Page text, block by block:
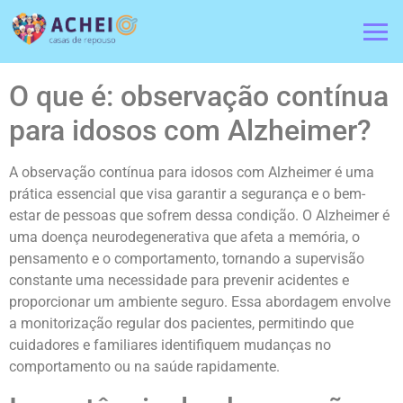
O que é: observação contínua
para idosos com Alzheimer?
A observação contínua para idosos com Alzheimer é uma
prática essencial que visa garantir a segurança e o bem-
estar de pessoas que sofrem dessa condição. O Alzheimer é
uma doença neurodegenerativa que afeta a memória, o
pensamento e o comportamento, tornando a supervisão
constante uma necessidade para prevenir acidentes e
proporcionar um ambiente seguro. Essa abordagem envolve
a monitorização regular dos pacientes, permitindo que
cuidadores e familiares identifiquem mudanças no
comportamento ou na saúde rapidamente.